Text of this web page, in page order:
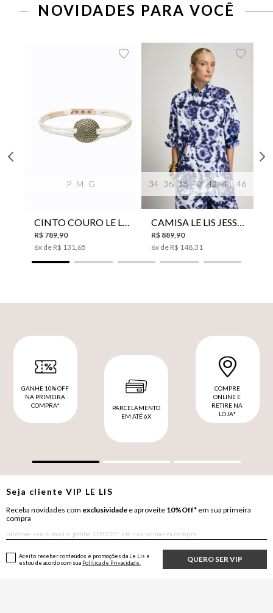
NOVIDADES PARA VOCÊ
P M G
CINTO COURO LE LIS SUKI FEMININO
R$ 789,90
6x de R$ 131,65
34 36 38 40 42 44 46
CAMISA LE LIS JESSICA FEMININA
R$ 889,90
6x de R$ 148,31
GANHE 10% OFF
NA PRIMEIRA
COMPRA*
PARCELAMENTO
EM ATÉ 6X
COMPRE
ONLINE E
RETIRE NA
LOJA*
Seja clienteVIP LE LIS
Receba novidades com exclusividade e aproveite 10%Off* em sua primeira
compra
QUERO SER VIP
Aceito receber conteúdos e promoções da Le Lis e
estou de acordo com sua Política de Privacidade.